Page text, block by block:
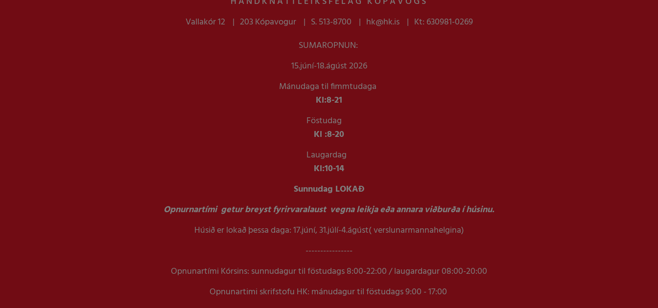
Vallakór 12
203 Kópavogur S. 513-8700 hk@hk.is
Kt: 630981-0269
SUMAROPNUN:
15.júní-18.ágúst 2026
Mánudaga til fimmtudaga
Kl:8-21
Föstudag
Kl :8-20
Laugardag
Kl:10-14
Sunnudag LOKAÐ
Opnurnartími getur breyst fyrirvaralaust vegna leikja eða annara viðburða í húsinu.
Húsið er lokað þessa daga: 17.júní, 31.júlí-4.ágúst( verslunarmannahelgina)
----------------
Opnunartími Kórsins: sunnudagur til föstudags 8:00-22:00 / laugardagur 08:00-20:00
Opnunartimi skrifstofu HK: mánudagur til föstudags 9:00 - 17:00